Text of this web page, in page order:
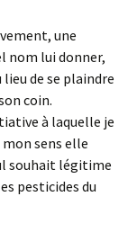
une
nom lui donner,
de se plaindre
coin.
à laquelle je
sens elle
souhait légitime
pesticides du